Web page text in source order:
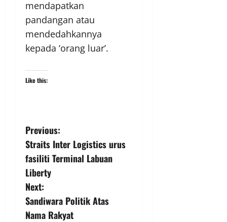
mendapatkan
pandangan atau
mendedahkannya
kepada ‘orang luar’.
Like this:
Previous:
Straits Inter Logistics urus
fasiliti Terminal Labuan
Liberty
Next:
Sandiwara Politik Atas
Nama Rakyat